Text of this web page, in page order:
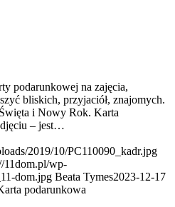
podarunkowej na zajęcia,
bliskich, przyjaciół, znajomych.
i Nowy Rok. Karta
– jest…
2019/10/PC110090_kadr.jpg
11dom.pl/wp-
dom.jpg Beata Tymes2023-12-17
podarunkowa